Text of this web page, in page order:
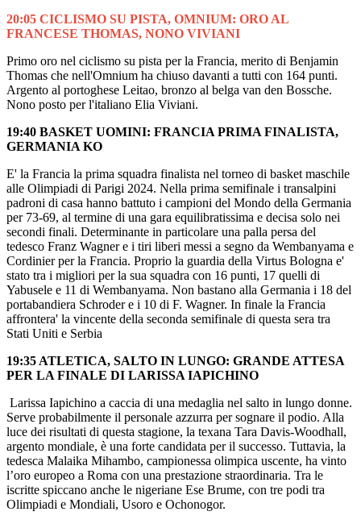
20:05 CICLISMO SU PISTA, OMNIUM: ORO AL
FRANCESE THOMAS, NONO VIVIANI
Primo oro nel ciclismo su pista per la Francia, merito di Benjamin
Thomas che nell'Omnium ha chiuso davanti a tutti con 164 punti.
Argento al portoghese Leitao, bronzo al belga van den Bossche.
Nono posto per l'italiano Elia Viviani.
19:40 BASKET UOMINI: FRANCIA PRIMA FINALISTA,
GERMANIA KO
E' la Francia la prima squadra finalista nel torneo di basket maschile
alle Olimpiadi di Parigi 2024. Nella prima semifinale i transalpini
padroni di casa hanno battuto i campioni del Mondo della Germania
per 73-69, al termine di una gara equilibratissima e decisa solo nei
secondi finali. Determinante in particolare una palla persa del
tedesco Franz Wagner e i tiri liberi messi a segno da Wembanyama e
Cordinier per la Francia. Proprio la guardia della Virtus Bologna e'
stato tra i migliori per la sua squadra con 16 punti, 17 quelli di
Yabusele e 11 di Wembanyama. Non bastano alla Germania i 18 del
portabandiera Schroder e i 10 di F. Wagner. In finale la Francia
affrontera' la vincente della seconda semifinale di questa sera tra
Stati Uniti e Serbia
19:35 ATLETICA, SALTO IN LUNGO: GRANDE ATTESA
PER LA FINALE DI LARISSA IAPICHINO
Larissa Iapichino a caccia di una medaglia nel salto in lungo donne.
Serve probabilmente il personale azzurra per sognare il podio. Alla
luce dei risultati di questa stagione, la texana Tara Davis-Woodhall,
argento mondiale, è una forte candidata per il successo. Tuttavia, la
tedesca Malaika Mihambo, campionessa olimpica uscente, ha vinto
l’oro europeo a Roma con una prestazione straordinaria. Tra le
iscritte spiccano anche le nigeriane Ese Brume, con tre podi tra
Olimpiadi e Mondiali, Usoro e Ochonogor.